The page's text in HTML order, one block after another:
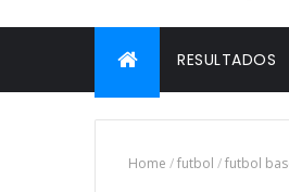
RESULTADOS
Home /futbol /futbol